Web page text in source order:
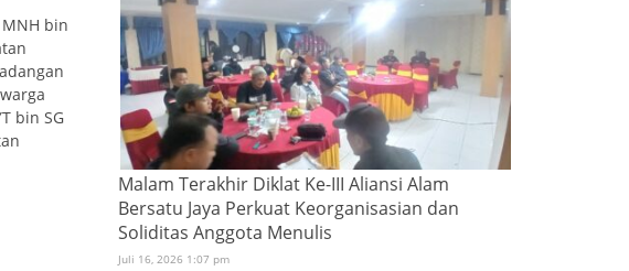
bin
bin SG
Malam Terakhir Diklat Ke-III Aliansi Alam
Bersatu Jaya Perkuat Keorganisasian dan
Soliditas Anggota Menulis
Juli 16, 2026 1:07 pm